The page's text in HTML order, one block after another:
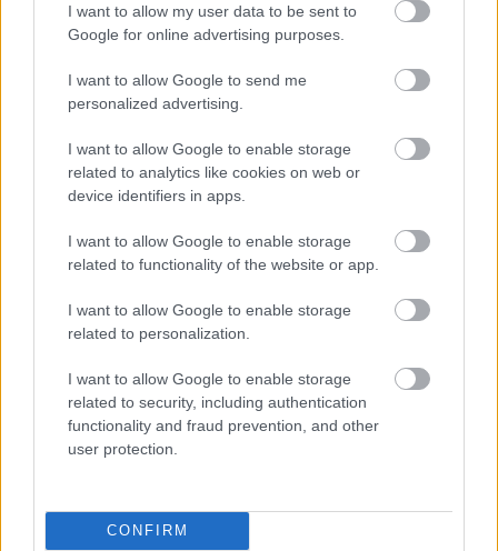
I want to allow my user data to be sent to
Google for online advertising purposes.
I want to allow Google to send me
personalized advertising.
I want to allow Google to enable storage
related to analytics like cookies on web or
device identifiers in apps.
I want to allow Google to enable storage
related to functionality of the website or app.
I want to allow Google to enable storage
related to personalization.
I want to allow Google to enable storage
related to security, including authentication
functionality and fraud prevention, and other
user protection.
CONFIRM
Vrake
verde
nsmes
disse
skal
sprint
en...
09.0
2.20
26
2 Går
sitt
sjette
OL-
gull –
disse
OL-
femm
Norge
NN
ALLROU
ND
19.0
2.20
26
3 Disse
OL-
Norge
NN
ALLROU
ND
19.0
2.20
26
4 Feiret
e hans
–
De er
kjære
NN
ALLROU
ND
14.0
NN
FLERE ARTIKLER